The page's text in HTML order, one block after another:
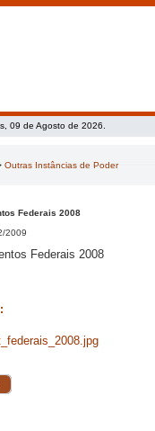
09 de Agosto de 2026.
Outras Instâncias de Poder
Federais 2008
2009
Federais 2008